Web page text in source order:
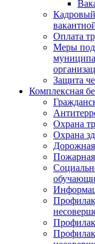
Кадровый
Оплата
Меры
Защита
Комплексная
Охрана
Охрана
Дорожная
Пожарная